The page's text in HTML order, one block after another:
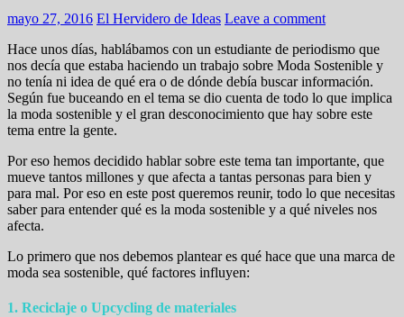
mayo 27, 2016 El Hervidero de Ideas Leave a comment
Hace unos días, hablábamos con un estudiante de periodismo que
nos decía que estaba haciendo un trabajo sobre Moda Sostenible y
no tenía ni idea de qué era o de dónde debía buscar información.
Según fue buceando en el tema se dio cuenta de todo lo que implica
la moda sostenible y el gran desconocimiento que hay sobre este
tema entre la gente.
Por eso hemos decidido hablar sobre este tema tan importante, que
mueve tantos millones y que afecta a tantas personas para bien y
para mal. Por eso en este post queremos reunir, todo lo que necesitas
saber para entender qué es la moda sostenible y a qué niveles nos
afecta.
Lo primero que nos debemos plantear es qué hace que una marca de
moda sea sostenible, qué factores influyen:
1. Reciclaje o Upcycling de materiales